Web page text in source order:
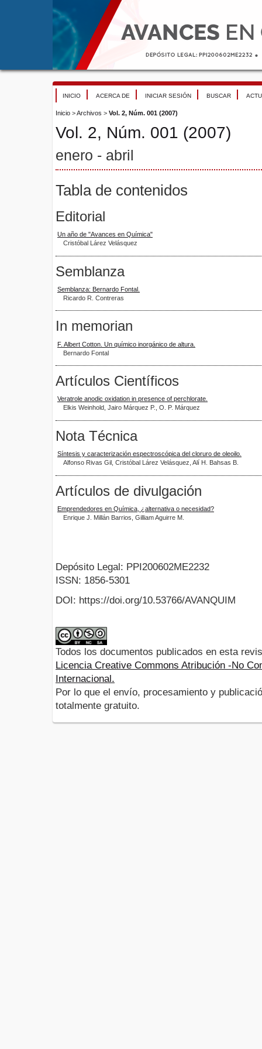
INICIO ACERCA DE INICIAR SESIÓN BUSCAR
Inicio >Archivos > Vol. 2, Núm. 001 (2007)
Vol. 2, Núm. 001 (2007)
enero - abril
Tabla de contenidos
Editorial
Un año de "Avances en Química"
Cristóbal Lárez Velásquez
Semblanza
Semblanza: Bernardo Fontal.
Ricardo R. Contreras
In memorian
F. Albert Cotton. Un químico inorgánico de altura.
Bernardo Fontal
Artículos Científicos
Veratrole anodic oxidation in presence of perchlorate.
Elkis Weinhold, Jairo Márquez P., O. P. Márquez
Nota Técnica
Síntesis y caracterización espectroscópica del cloruro de oleoilo.
Alfonso Rivas Gil, Cristóbal Lárez Velásquez, Alí H. Bahsas B.
Artículos de divulgación
Emprendedores en Química, ¿alternativa o necesidad?
Enrique J. Millán Barrios, Gilliam Aguirre M.
Depósito Legal: PPI200602ME2232
ISSN: 1856-5301
DOI: https://doi.org/10.53766/AVANQUIM
Todos los documentos publicados en esta
Licencia Creative Commons Atribución -No
Internacional.
Por lo que el envío, procesamiento y
totalmente gratuito.